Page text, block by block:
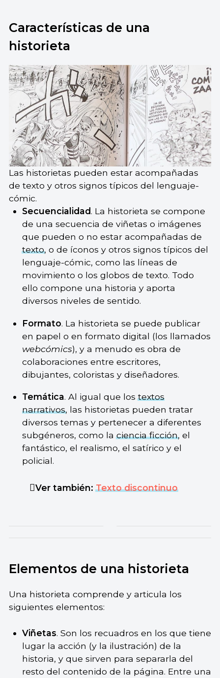
Características de una
historieta
Las historietas pueden estar acompañadas
de texto y otros signos típicos del lenguaje-
cómic.
Secuencialidad. La historieta se compone
de una secuencia de viñetas o imágenes
que pueden o no estar acompañadas de
texto, o de íconos y otros signos típicos del
lenguaje-cómic, como las líneas de
movimiento o los globos de texto. Todo
ello compone una historia y aporta
diversos niveles de sentido.
Formato. La historieta se puede publicar
en papel o en formato digital (los llamados
webcómics), y a menudo es obra de
colaboraciones entre escritores,
dibujantes, coloristas y diseñadores.
Temática. Al igual que lostextos
narrativos, las historietas pueden tratar
diversos temas y pertenecer a diferentes
subgéneros, como laciencia ficción, el
fantástico, el realismo, el satírico y el
policial.
Ver también:Texto discontinuo
Elementos de una historieta
Una historieta comprende y articula los
siguientes elementos:
Viñetas. Son los recuadros en los que tiene
lugar la acción (y la ilustración) de la
historia, y que sirven para separarla del
resto del contenido de la página. Entre una